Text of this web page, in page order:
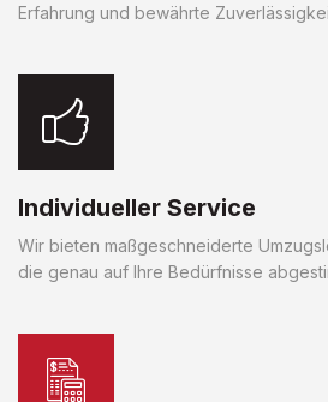
Erfahrung und bewährte
Individueller Service
Wir bieten maßgeschneiderte
die genau auf Ihre Bedürfnisse